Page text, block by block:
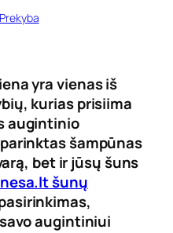
Prekyba
yra vienas iš
kurias prisiima
augintinio
šampūnas
bet ir jūsų šuns
šunų
augintiniui